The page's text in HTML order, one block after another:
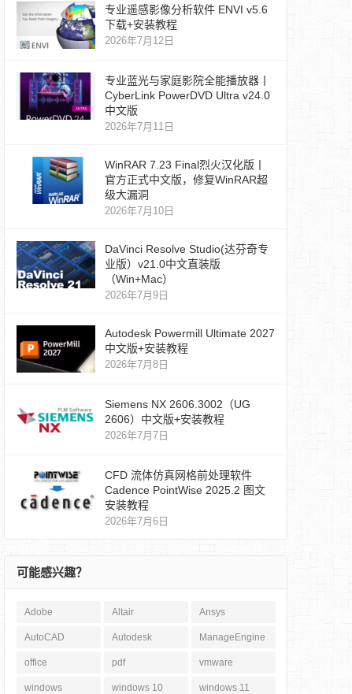
专业遥感影像分析软件 ENVI v5.6
下载+安装教程
2026年7月12日
专业蓝光与家庭影院全能播放器丨
CyberLink PowerDVD Ultra v24.0
中文版
2026年7月11日
WinRAR 7.23 Final烈火汉化版丨
官方正式中文版，修复WinRAR超
级大漏洞
2026年7月10日
DaVinci Resolve Studio(达芬奇专
业版）v21.0中文直装版
（Win+Mac）
2026年7月9日
Autodesk Powermill Ultimate 2027
中文版+安装教程
2026年7月8日
Siemens NX 2606.3002（UG
2606）中文版+安装教程
2026年7月7日
CFD 流体仿真网格前处理软件
Cadence PointWise 2025.2 图文
安装教程
2026年7月6日
可能感兴趣？
Adobe Altair Ansys
AutoCAD Autodesk ManageEngine
office pdf vmware
windows windows 10 windows 11